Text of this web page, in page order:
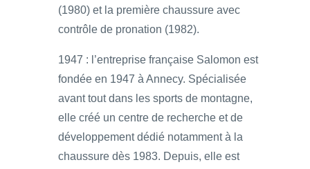
(1980) et la première chaussure avec
contrôle de pronation (1982).
1947 : l’entreprise française Salomon est
fondée en 1947 à Annecy. Spécialisée
avant tout dans les sports de montagne,
elle créé un centre de recherche et de
développement dédié notamment à la
chaussure dès 1983. Depuis, elle est